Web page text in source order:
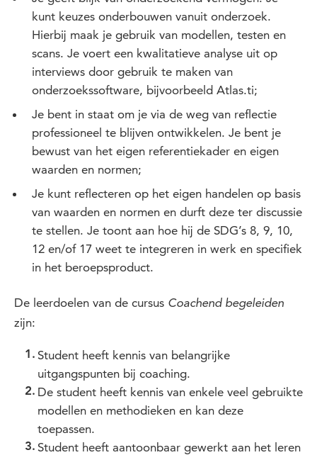
kunt keuzes onderbouwen vanuit onderzoek.
Hierbij maak je gebruik van modellen, testen en
scans. Je voert een kwalitatieve analyse uit op
interviews door gebruik te maken van
onderzoekssoftware, bijvoorbeeld Atlas.ti;
Je bent in staat om je via de weg van reflectie
professioneel te blijven ontwikkelen. Je bent je
bewust van het eigen referentiekader en eigen
waarden en normen;
Je kunt reflecteren op het eigen handelen op basis
van waarden en normen en durft deze ter discussie
te stellen. Je toont aan hoe hij de SDG’s 8, 9, 10,
12 en/of 17 weet te integreren in werk en specifiek
in het beroepsproduct.
De leerdoelen van de cursus Coachend begeleiden
zijn:
Student heeft kennis van belangrijke
uitgangspunten bij coaching.
De student heeft kennis van enkele veel gebruikte
modellen en methodieken en kan deze
toepassen.
Student heeft aantoonbaar gewerkt aan het leren